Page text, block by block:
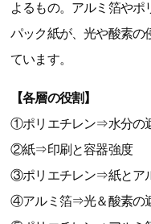
よるもの。アルミ箔やポ
パック紙が、光や酸素の
ています。
【各層の役割】
①ポリエチレン⇒水分の
②紙⇒印刷と容器強度
③ポリエチレン⇒紙とア
④アルミ箔⇒光＆酸素の